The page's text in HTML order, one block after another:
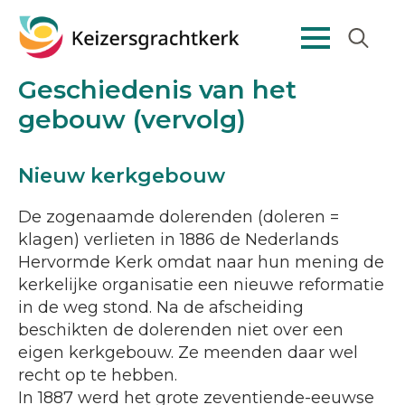
Geschiedenis van het
gebouw (vervolg)
Nieuw kerkgebouw
De zogenaamde dolerenden (doleren =
klagen) verlieten in 1886 de Nederlands
Hervormde Kerk omdat naar hun mening de
kerkelijke organisatie een nieuwe reformatie
in de weg stond. Na de afscheiding
beschikten de dolerenden niet over een
eigen kerkgebouw. Ze meenden daar wel
recht op te hebben.
In 1887 werd het grote zeventiende-eeuwse